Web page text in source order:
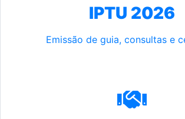
IPTU 2026
Emissão de guia, consultas e